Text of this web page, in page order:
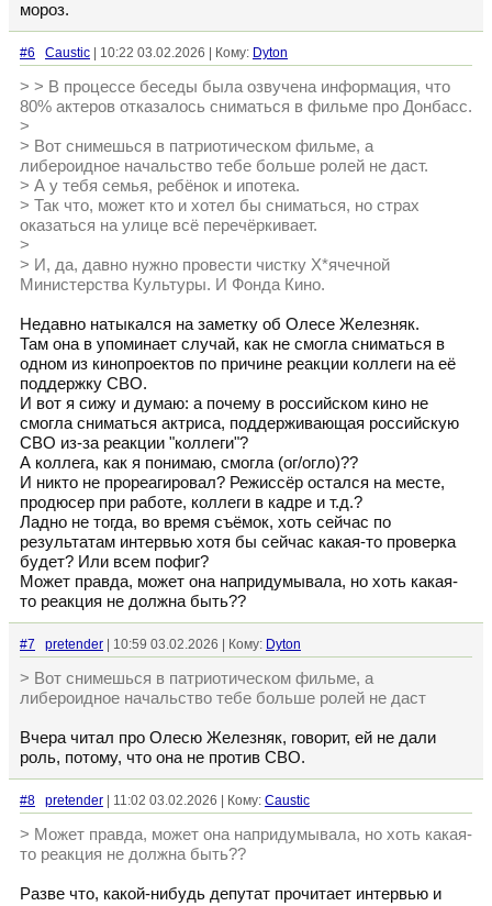
мороз.
#6 Caustic | 10:22 03.02.2026 | Кому: Dyton
> > В процессе беседы была озвучена информация, что
80% актеров отказалось сниматься в фильме про Донбасс.
>
> Вот снимешься в патриотическом фильме, а
либероидное начальство тебе больше ролей не даст.
> А у тебя семья, ребёнок и ипотека.
> Так что, может кто и хотел бы сниматься, но страх
оказаться на улице всё перечёркивает.
>
> И, да, давно нужно провести чистку Х*ячечной
Министерства Культуры. И Фонда Кино.
Недавно натыкался на заметку об Олесе Железняк.
Там она в упоминает случай, как не смогла сниматься в
одном из кинопроектов по причине реакции коллеги на её
поддержку СВО.
И вот я сижу и думаю: а почему в российском кино не
смогла сниматься актриса, поддерживающая российскую
СВО из-за реакции "коллеги"?
А коллега, как я понимаю, смогла (ог/огло)??
И никто не прореагировал? Режиссёр остался на месте,
продюсер при работе, коллеги в кадре и т.д.?
Ладно не тогда, во время съёмок, хоть сейчас по
результатам интервью хотя бы сейчас какая-то проверка
будет? Или всем пофиг?
Может правда, может она напридумывала, но хоть какая-
то реакция не должна быть??
#7 pretender | 10:59 03.02.2026 | Кому: Dyton
> Вот снимешься в патриотическом фильме, а
либероидное начальство тебе больше ролей не даст
Вчера читал про Олесю Железняк, говорит, ей не дали
роль, потому, что она не против СВО.
#8 pretender | 11:02 03.02.2026 | Кому: Caustic
> Может правда, может она напридумывала, но хоть какая-
то реакция не должна быть??
Разве что, какой-нибудь депутат прочитает интервью и